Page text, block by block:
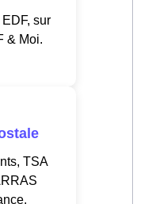
sur
& Moi.
TSA